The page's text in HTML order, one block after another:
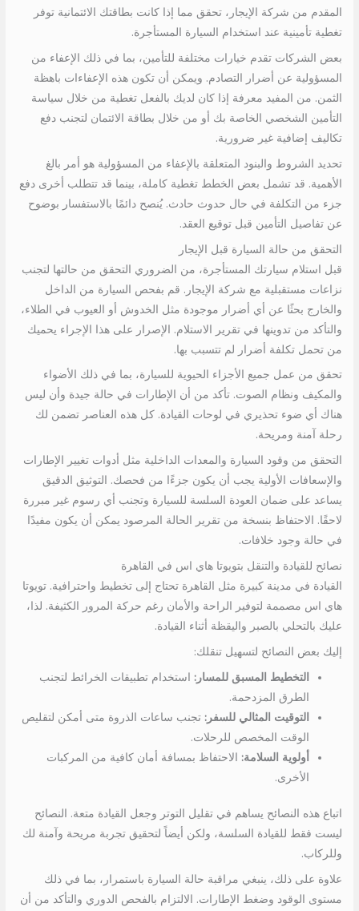
المقدم من شركة الإيجار، تحقق مما إذا كانت بطاقتك الائتمانية توفر
تغطية تأمينية عند استخدام السيارة المستأجرة.
بعض الشركات تقدم خيارات مختلفة للتأمين، بما في ذلك الإعفاء من
المسؤولية عن أضرار التصادم. ويمكن أن تكون هذه الإعفاءات باهظة
الثمن. من المفيد معرفة إذا كان لديك بالفعل تغطية من خلال سياسة
التأمين الشخصي الخاصة بك أو من خلال بطاقة الائتمان لتجنب دفع
تكاليف إضافية غير ضرورية.
تحديد الشروط والبنود المتعلقة بالإعفاء من المسؤولية هو أمر بالغ
الأهمية. قد تشمل بعض الخطط تغطية كاملة، بينما قد تتطلب أخرى دفع
جزء من التكلفة في حال حدوث حادث. يُنصح دائمًا بالاستفسار بوضوح
عن تفاصيل التأمين قبل توقيع العقد.
التحقق من حالة السيارة قبل الإيجار
قبل استلام سيارتك المستأجرة، من الضروري التحقق من حالتها لتجنب
نزاعات مستقبلية مع شركة الإيجار. قم بفحص السيارة من الداخل
والخارج بحثًا عن أي أضرار موجودة مثل الخدوش أو العيوب في الطلاء،
والتأكد من تدوينها في تقرير الاستلام. الإصرار على هذا الإجراء يحميك
من تحمل تكلفة أضرار لم تتسبب بها.
تحقق من عمل جميع الأجزاء الحيوية للسيارة، بما في ذلك الأضواء
والمكيف ونظام الصوت. تأكد من أن الإطارات في حالة جيدة وأن ليس
هناك أي ضوء تحذيري في لوحات القيادة. كل هذه العناصر تضمن لك
رحلة آمنة ومريحة.
التحقق من وقود السيارة والمعدات الداخلية مثل أدوات تغيير الإطارات
والإسعافات الأولية يجب أن يكون جزءًا من فحصك. التوثيق الدقيق
يساعد على ضمان العودة السلسة للسيارة وتجنب أي رسوم غير مبررة
لاحقًا. الاحتفاظ بنسخة من تقرير الحالة المرصود يمكن أن يكون مفيدًا
في حالة وجود خلافات.
نصائح للقيادة والتنقل بتويوتا هاي اس في القاهرة
القيادة في مدينة كبيرة مثل القاهرة تحتاج إلى تخطيط واحترافية. تويوتا
هاي اس مصممة لتوفير الراحة والأمان رغم حركة المرور الكثيفة. لذا،
عليك بالتحلي بالصبر واليقظة أثناء القيادة.
إليك بعض النصائح لتسهيل تنقلك:
التخطيط المسبق للمسار: استخدام تطبيقات الخرائط لتجنب
الطرق المزدحمة.
التوقيت المثالي للسفر: تجنب ساعات الذروة متى أمكن لتقليص
الوقت المخصص للرحلات.
أولوية السلامة: الاحتفاظ بمسافة أمان كافية من المركبات
الأخرى.
اتباع هذه النصائح يساهم في تقليل التوتر وجعل القيادة متعة. النصائح
ليست فقط للقيادة السلسة، ولكن أيضاً لتحقيق تجربة مريحة وآمنة لك
وللركاب.
علاوة على ذلك، ينبغي مراقبة حالة السيارة باستمرار، بما في ذلك
مستوى الوقود وضغط الإطارات. الالتزام بالفحص الدوري والتأكد من أن